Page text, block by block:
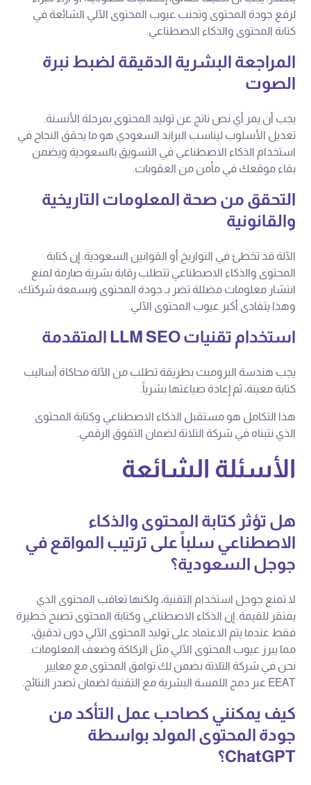
لرفع جودة المحتوى وتجنب عيوب المحتوى الآلي الشائعة في
كتابة المحتوى والذكاء الاصطناعي.
المراجعة البشرية الدقيقة لضبط نبرة
الصوت
يجب أن يمر أي نص ناتج عن توليد المحتوى بمرحلة الأنسنة.
تعديل الأسلوب ليناسب البراند السعودي هو ما يحقق النجاح في
استخدام الذكاء الاصطناعي في التسويق بالسعودية ويضمن
بقاء موقعك في مأمن من العقوبات.
التحقق من صحة المعلومات التاريخية
والقانونية
الآلة قد تخطئ في التواريخ أو القوانين السعودية. إن كتابة
المحتوى والذكاء الاصطناعي تتطلب رقابة بشرية صارمة لمنع
انتشار معلومات مضللة تضر بـ جودة المحتوى وبسمعة شركتك،
وهذا يتفادى أكبر عيوب المحتوى الآلي.
استخدام تقنيات LLM SEO المتقدمة
يجب هندسة البرومبت بطريقة تطلب من الآلة محاكاة أساليب
كتابة معينة، ثم إعادة صياغتها بشرياً.
هذا التكامل هو مستقبل الذكاء الاصطناعي وكتابة المحتوى
الذي نتبناه في شركة التلاتة لضمان التفوق الرقمي.
الأسئلة الشائعة
هل تؤثر كتابة المحتوى والذكاء
الاصطناعي سلباً على ترتيب المواقع في
جوجل السعودية؟
لا تمنع جوجل استخدام التقنية، ولكنها تعاقب المحتوى الذي
يفتقر للقيمة. إن الذكاء الاصطناعي وكتابة المحتوى تصبح خطيرة
فقط عندما يتم الاعتماد على توليد المحتوى الآلي دون تدقيق،
مما يبرز عيوب المحتوى الآلي مثل الركاكة وضعف المعلومات.
نحن في شركة التلاتة نضمن لك توافق المحتوى مع معايير
EEAT عبر دمج اللمسة البشرية مع التقنية لضمان تصدر النتائج.
كيف يمكنني كصاحب عمل التأكد من
جودة المحتوى المولد بواسطة
ChatGPT؟